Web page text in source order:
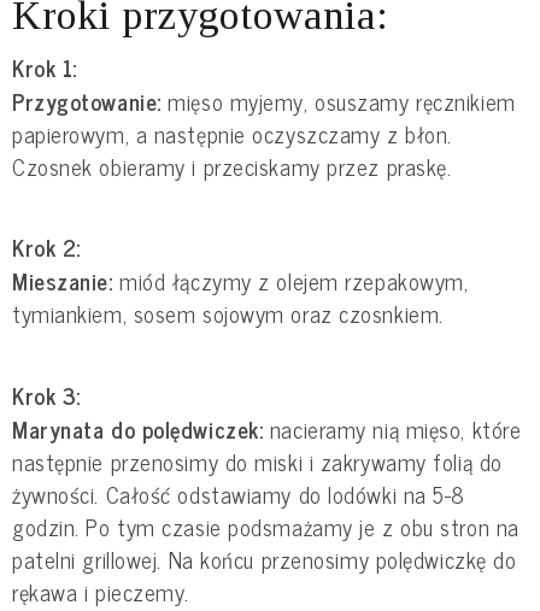
Kroki przygotowania:
Krok 1:
Przygotowanie: mięso myjemy, osuszamy ręcznikiem
papierowym, a następnie oczyszczamy z błon.
Czosnek obieramy i przeciskamy przez praskę.
Krok 2:
Mieszanie: miód łączymy z olejem rzepakowym,
tymiankiem, sosem sojowym oraz czosnkiem.
Krok 3:
Marynata do polędwiczek: nacieramy nią mięso, które
następnie przenosimy do miski i zakrywamy folią do
żywności. Całość odstawiamy do lodówki na 5-8
godzin. Po tym czasie podsmażamy je z obu stron na
patelni grillowej. Na końcu przenosimy polędwiczkę do
rękawa i pieczemy.